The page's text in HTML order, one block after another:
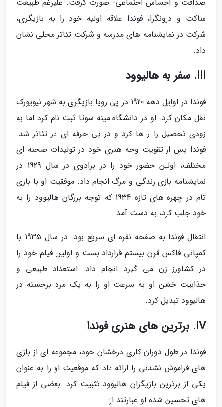
صداقت و احساس اجتماعی- صورت گرفت. علیرغم طبیعت
ساکت و درونگرا، فوندا علاقه اولیه خود را به بازیگری،
شرکت در نمایشنامه های مدرسه و شرکت تئاتر محلی نشان
داد.
III. سفر به هالیوود
فوندا در اوایل دهه 1920 در پی رویا بازیگری به شهر نیویورک
نقل مکان کرد. او در دانشگاه مینه سوتا ثبت نام کرد اما به
زودی تحصیل را ر ها کرد و در پی حرفه ای در تئاتر شد.
فوندا پس از تقویت وجه هنری خود در تولیدات صحنه ای
مختلف، اولین حضور خود را در برادوی در سال 1929 در
نمایشنامه بازی زندگی و مرگ انجام داد. موفقیت او با بازی
تام در چهره های تازه 1934 که توجه بزرگان هالیوود را به
خود جلب کرد، به دست آمد.
انتقال فوندا به صفحه نقره ای سریع بود. در سال 1935 با
کمپانی فاکس قرن بیستم قرارداد بست و اولین فیلم خود را
در کشاورز زن می گیرد انجام داد. استعداد طبیعی و
جذابیت خشن او به سرعت او را به یک مرد برجسته در
هالیوود تبدیل کرد.
IV. برترین های هنری فوندا
فوندا در طول دوران کاری درخشان خود، مجموعه ای از بازی
های فراموش نشدنی را ارائه داد که موقعیت او را به عنوان
یکی از برترین بازیگران هالیوود تثبیت کرد. بعضی از فیلم
های تحسین شده او عبارتند از: